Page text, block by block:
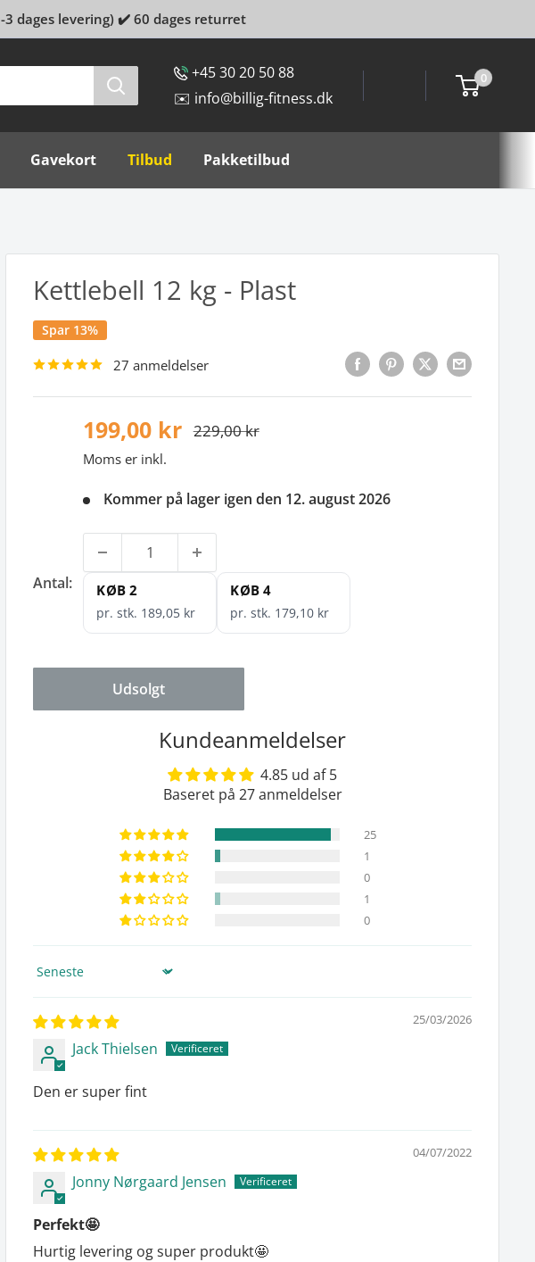
dages levering) ✔️ 60 dages returret
+45 30 20 50 88
✉️ info@billig-fitness.dk
0
Gavekort Tilbud Pakketilbud
Kettlebell 12 kg - Plast
Spar 13%
27 anmeldelser
199,00 kr 229,00 kr
Moms er inkl.
Kommer på lager igen den 12. august 2026
Antal: KØB 2
pr. stk. 189,05 kr
KØB 4
pr. stk. 179,10 kr
Udsolgt
Kundeanmeldelser
4.85 ud af 5
Baseret på 27 anmeldelser
25
1
0
1
0
Sort by
25/03/2026
Jack Thielsen
Den er super fint
04/07/2022
Jonny Nørgaard Jensen
Perfekt🤩
Hurtig levering og super produkt🤩